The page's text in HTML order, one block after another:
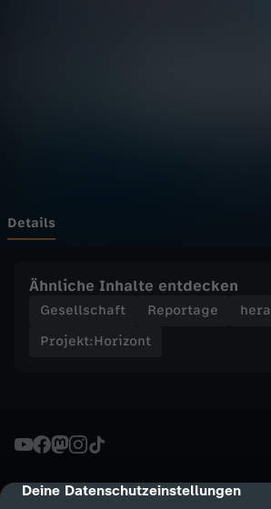
cmp-dialog-description
Deine Datenschutzeinstellungen
z
n
D
a
Details
Ähnliche Inhalte entdecken
Gesellschaft Reportage
Projekt:Horizont